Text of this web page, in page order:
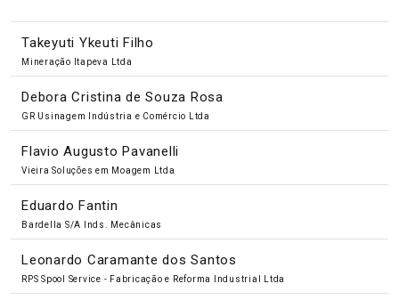
Takeyuti Ykeuti Filho
Mineração Itapeva Ltda
Debora Cristina de Souza Rosa
GR Usinagem Indústria e Comércio Ltda
Flavio Augusto Pavanelli
Vieira Soluções em Moagem Ltda
Eduardo Fantin
Bardella S/A Inds. Mecânicas
Leonardo Caramante dos Santos
RPS Spool Service - Fabricação e Reforma Industrial Ltda